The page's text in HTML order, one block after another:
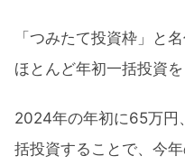
「つみたて投資枠」と
ほとんど年初一括投資を
2024年の年初に65万円
括投資することで、今